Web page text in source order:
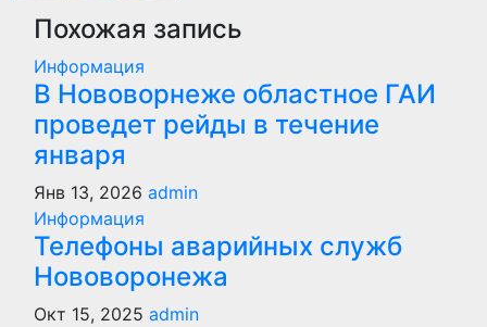
Похожая запись
Информация
В Нововорнеже областное ГАИ
проведет рейды в течение
января
Янв 13, 2026 admin
Информация
Телефоны аварийных служб
Нововоронежа
Окт 15, 2025 admin